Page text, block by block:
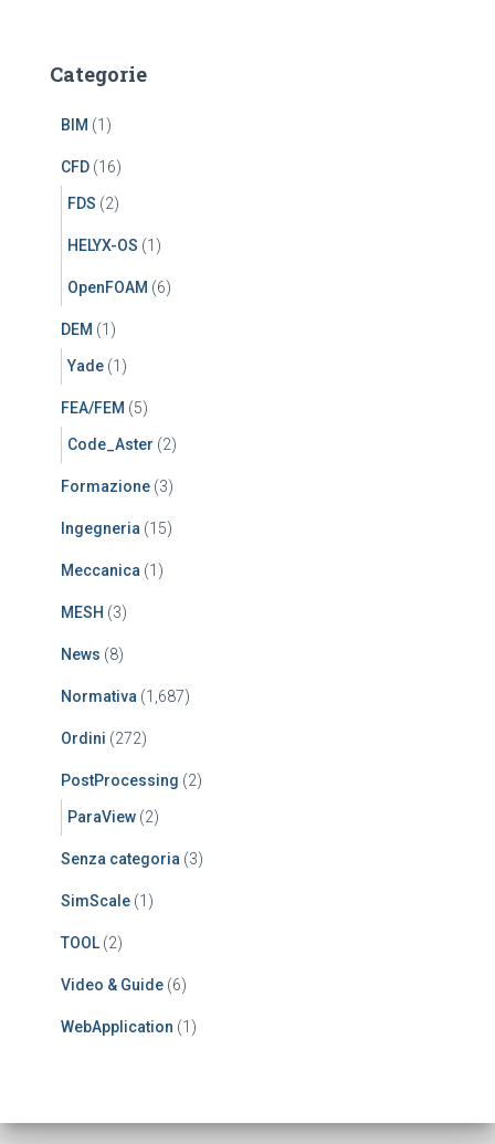
Categorie
BIM (1)
CFD (16)
FDS (2)
HELYX-OS (1)
OpenFOAM (6)
DEM (1)
Yade (1)
FEA/FEM (5)
Code_Aster (2)
Formazione (3)
Ingegneria (15)
Meccanica (1)
MESH (3)
News (8)
Normativa (1,687)
Ordini (272)
PostProcessing (2)
ParaView (2)
Senza categoria (3)
SimScale (1)
TOOL (2)
Video & Guide (6)
WebApplication (1)